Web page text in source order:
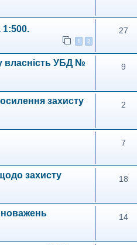
1:500.
1 2
27
власність УБД №
9
захисту
2
7
захисту
18
14